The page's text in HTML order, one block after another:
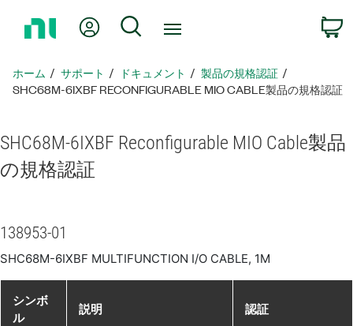
ペ
ー
戻
る
Myアカウント
検索
ホーム サポート ドキュメント
製品​の​規格​認証
SHC68M-6IXBF RECONFIGURABLE MIO CABLE製品​の​規格​認証
SHC68M-6IXBF Reconfigurable MIO Cable製品​
の​規格​認証
138953-01
SHC68M-6IXBF MULTIFUNCTION I/O CABLE, 1M
シンボ
ル
説明 認証